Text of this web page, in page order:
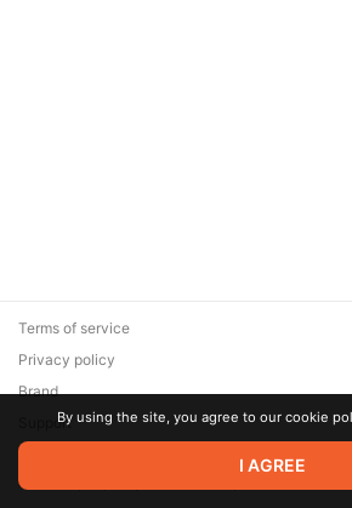
© 2026 Zaya Solutions Limited. All rights
are the property of their respective owners.
Terms of service
Privacy policy
Brand
SupportBy using the site, you agree to our cookie
I AGREE